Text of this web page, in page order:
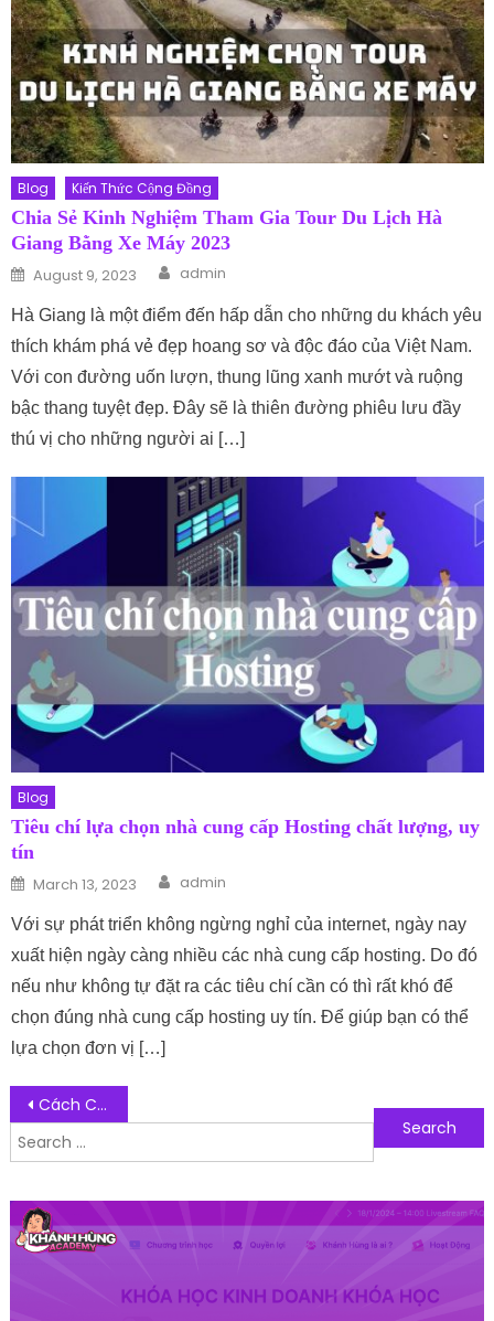
Blog Kiến Thức Cộng Đồng
Chia Sẻ Kinh Nghiệm Tham Gia Tour Du Lịch Hà
Giang Bằng Xe Máy 2023
Posted on
August 9, 2023 Author
admin
Hà Giang là một điểm đến hấp dẫn cho những du khách yêu
thích khám phá vẻ đẹp hoang sơ và độc đáo của Việt Nam.
Với con đường uốn lượn, thung lũng xanh mướt và ruộng
bậc thang tuyệt đẹp. Đây sẽ là thiên đường phiêu lưu đầy
thú vị cho những người ai […]
Blog
Tiêu chí lựa chọn nhà cung cấp Hosting chất lượng, uy
tín
Posted on
March 13, 2023 Author
admin
Với sự phát triển không ngừng nghỉ của internet, ngày nay
xuất hiện ngày càng nhiều các nhà cung cấp hosting. Do đó
nếu như không tự đặt ra các tiêu chí cần có thì rất khó để
chọn đúng nhà cung cấp hosting uy tín. Để giúp bạn có thể
lựa chọn đơn vị […]
Post navigation
Cách Chọn Màu Ghế Sofa Phòng Khách Đẹp, Hợp Xu Hướng
Search for:
Follow